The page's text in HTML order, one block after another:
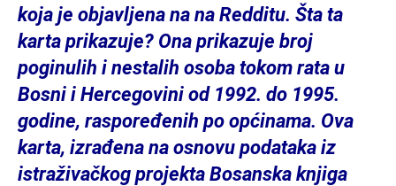
koja je objavljena na na Redditu. Šta ta
karta prikazuje? Ona prikazuje broj
poginulih i nestalih osoba tokom rata u
Bosni i Hercegovini od 1992. do 1995.
godine, raspoređenih po općinama. Ova
karta, izrađena na osnovu podataka iz
istraživačkog projekta Bosanska knjiga